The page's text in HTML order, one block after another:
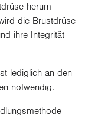
herum
die Brustdrüse
ihre Integrität
lediglich an den
notwendig.